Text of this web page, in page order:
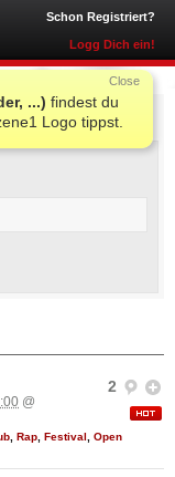
Schon Registriert?
Logg Dich ein!
...) findest du
Logo tippst.
Close
2
@
Rap Festival
Open